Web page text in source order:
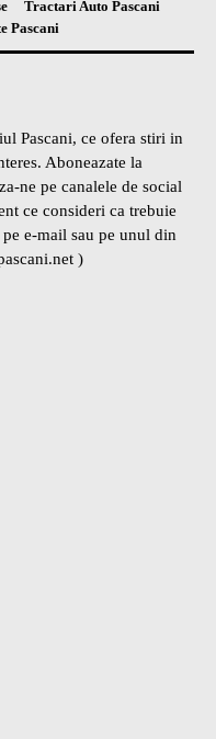
Tractari Auto Pascani
Pascani
Pascani, ce ofera stiri in
Aboneazate la
ne pe canalele de social
ce consideri ca trebuie
e-mail sau pe unul din
)